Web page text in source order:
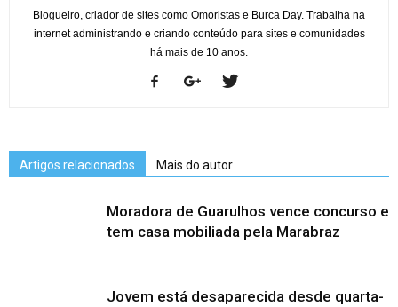
Blogueiro, criador de sites como Omoristas e Burca Day. Trabalha na
internet administrando e criando conteúdo para sites e comunidades
há mais de 10 anos.
Artigos relacionados Mais do autor
Moradora de Guarulhos vence concurso e
tem casa mobiliada pela Marabraz
Jovem está desaparecida desde quarta-